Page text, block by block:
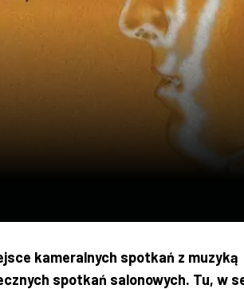
kameralnych spotkań z muzyką
spotkań salonowych. Tu, w